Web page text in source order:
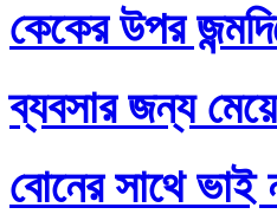
কেকের উপর
ব্যবসার জন্য
বোনের সাথে ভাই